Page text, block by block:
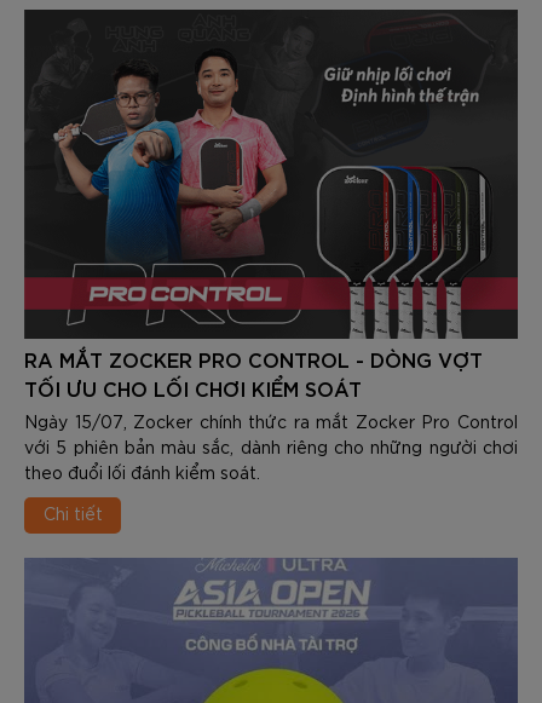
RA MẮT ZOCKER PRO CONTROL - DÒNG VỢT
TỐI ƯU CHO LỐI CHƠI KIỂM SOÁT
Ngày 15/07, Zocker chính thức ra mắt Zocker Pro Control
với 5 phiên bản màu sắc, dành riêng cho những người chơi
theo đuổi lối đánh kiểm soát.
Chi tiết